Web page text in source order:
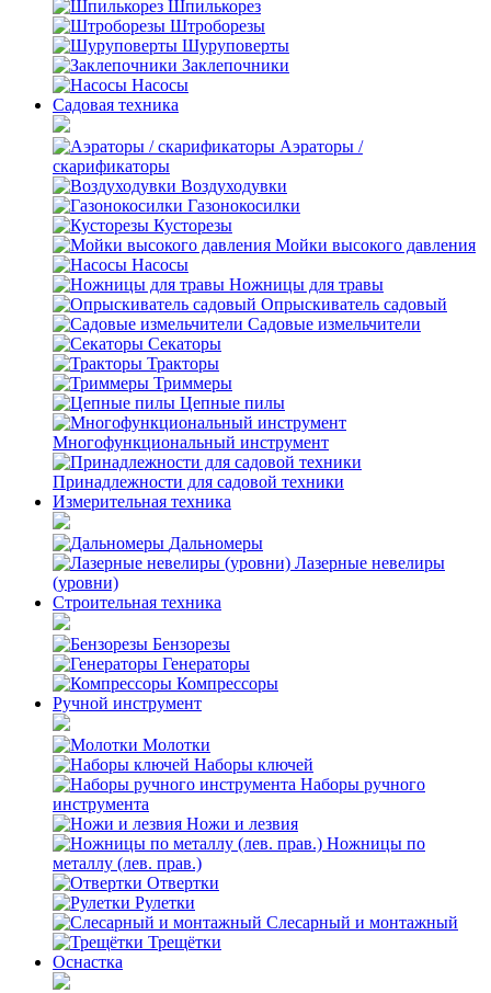
Шпилькорез
Штроборезы
Шуруповерты
Заклепочники
Насосы
Садовая техника
Аэраторы /
скарификаторы
Воздуходувки
Газонокосилки
Кусторезы
Мойки высокого давления
Насосы
Ножницы для травы
Опрыскиватель садовый
Садовые измельчители
Секаторы
Тракторы
Триммеры
Цепные пилы
Многофункциональный инструмент
Принадлежности для садовой техники
Измерительная техника
Дальномеры
Лазерные невелиры
(уровни)
Строительная техника
Бензорезы
Генераторы
Компрессоры
Ручной инструмент
Молотки
Наборы ключей
Наборы ручного
инструмента
Ножи и лезвия
Ножницы по
металлу (лев. прав.)
Отвертки
Рулетки
Слесарный и монтажный
Трещётки
Оснастка